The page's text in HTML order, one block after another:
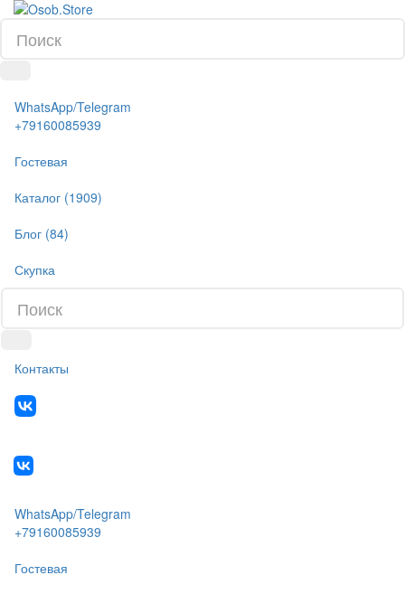
WhatsApp/Telegram
+79160085939
Гостевая
Каталог (1909)
Блог (84)
Скупка
Контакты
WhatsApp/Telegram
+79160085939
Гостевая